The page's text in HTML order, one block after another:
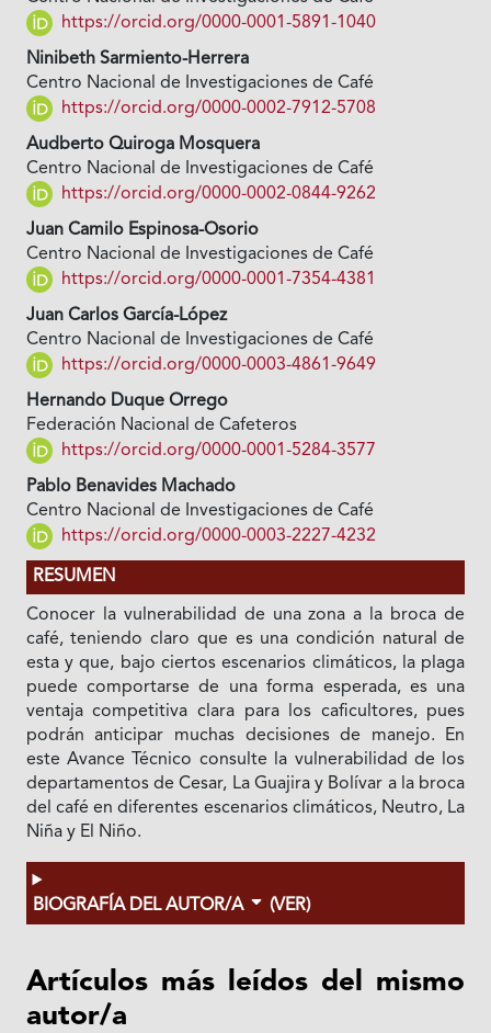
https://orcid.org/0000-0001-5891-1040
Ninibeth Sarmiento-Herrera
Centro Nacional de Investigaciones de Café
https://orcid.org/0000-0002-7912-5708
Audberto Quiroga Mosquera
Centro Nacional de Investigaciones de Café
https://orcid.org/0000-0002-0844-9262
Juan Camilo Espinosa-Osorio
Centro Nacional de Investigaciones de Café
https://orcid.org/0000-0001-7354-4381
Juan Carlos García-López
Centro Nacional de Investigaciones de Café
https://orcid.org/0000-0003-4861-9649
Hernando Duque Orrego
Federación Nacional de Cafeteros
https://orcid.org/0000-0001-5284-3577
Pablo Benavides Machado
Centro Nacional de Investigaciones de Café
https://orcid.org/0000-0003-2227-4232
RESUMEN
Conocer la vulnerabilidad de una zona a la broca de
café, teniendo claro que es una condición natural de
esta y que, bajo ciertos escenarios climáticos, la plaga
puede comportarse de una forma esperada, es una
ventaja competitiva clara para los caficultores, pues
podrán anticipar muchas decisiones de manejo. En
este Avance Técnico consulte la vulnerabilidad de los
departamentos de Cesar, La Guajira y Bolívar a la broca
del café en diferentes escenarios climáticos, Neutro, La
Niña y El Niño.
BIOGRAFÍA DEL AUTOR/A (VER)
Artículos más leídos del mismo
autor/a